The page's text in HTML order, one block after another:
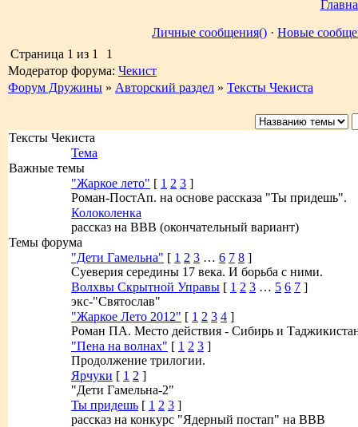
Личные сообщения() · Новые
Страница 1 из 1
1
Модератор форума: Чекист
Форум Дружины » Авторский раздел » Тексты Чекиста
Тексты Чекиста
Тема
Важные темы
"Жаркое лето" [ 1 2 3 ]
Роман-ПостАп. на основе рассказа "Ты придешь".
Колоколенка
рассказ на ВВВ (окончательный вариант)
Темы форума
"Дети Гамельна" [ 1 2 3 … 6 7 8 ]
Суеверия середины 17 века. И борьба с ними.
Волхвы Скрытной Управы [ 1 2 3 … 5 6 7 ]
экс-"Святослав"
"Жаркое Лето 2012" [ 1 2 3 4 ]
Роман ПА. Место действия - Сибирь и
"Пена на волнах" [ 1 2 3 ]
Продолжение трилогии.
Ярчуки [ 1 2 ]
"Дети Гамельна-2"
Ты придешь [ 1 2 3 ]
рассказ на конкурс "Ядерный постап" на ВВВ